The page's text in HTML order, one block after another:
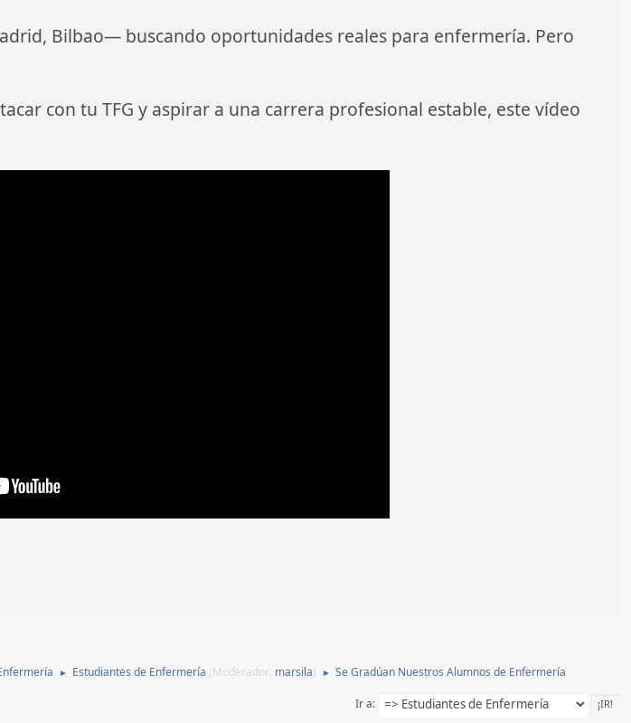
Bilbao— buscando oportunidades reales para enfermería. Pero
con tu TFG y aspirar a una carrera profesional estable, este vídeo
► Estudiantes de Enfermería (Moderador: marsila) ► Se Gradúan Nuestros Alumnos de Enfermería
Ir a